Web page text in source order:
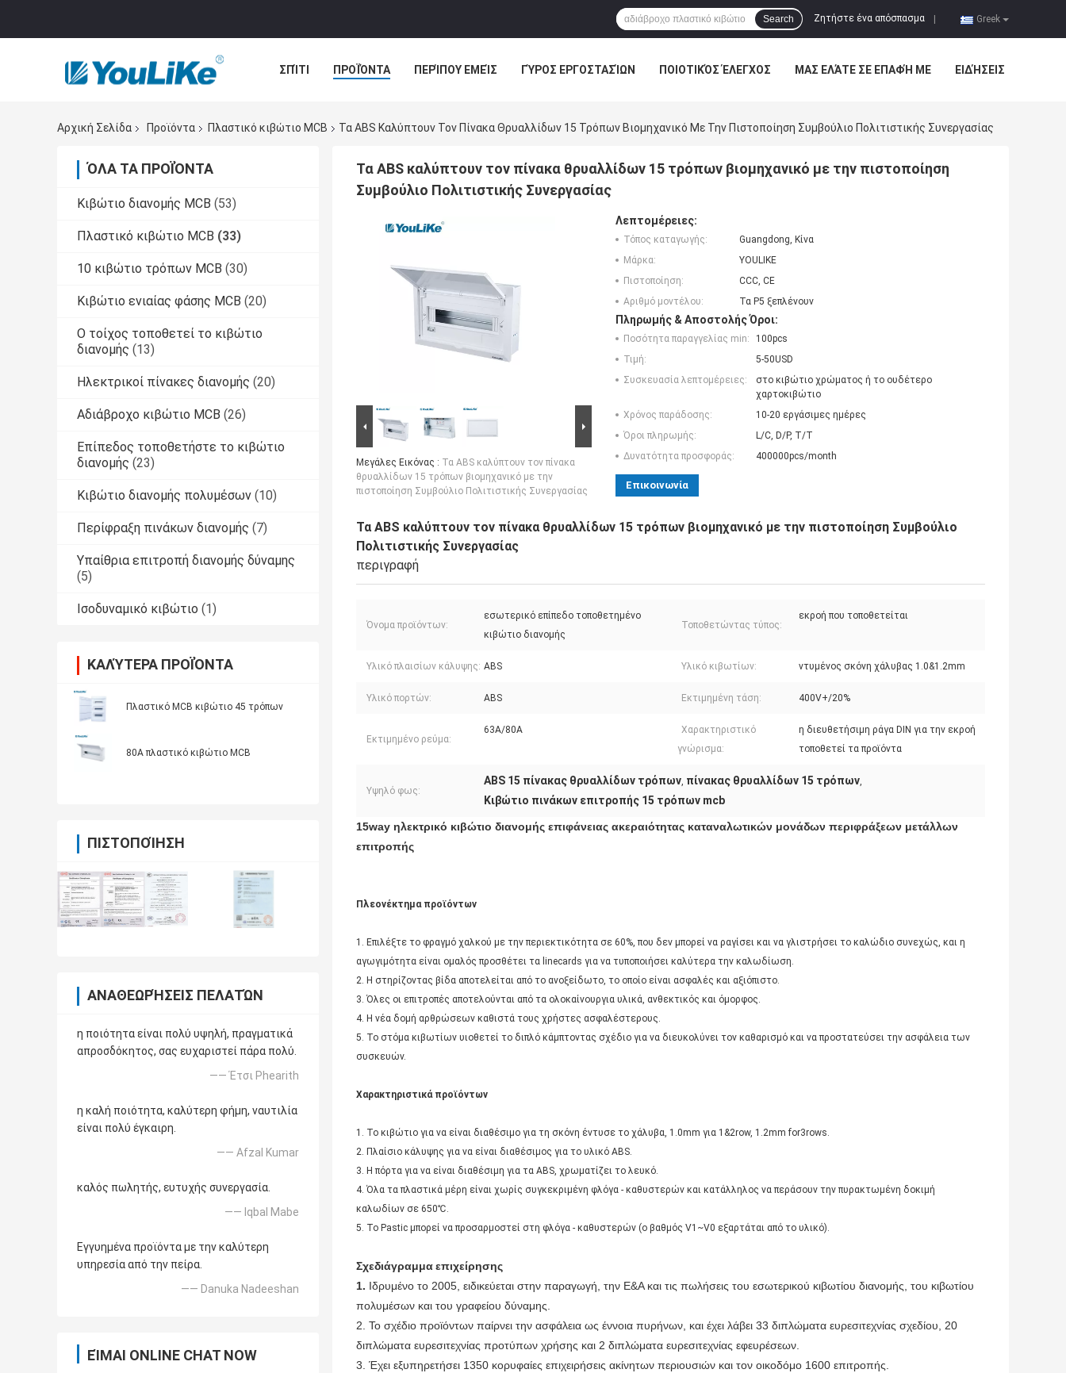
Greek
Ζητήστε ένα απόσπασμα
Search
ΣΠΊΤΙ ΠΡΟΪΌΝΤΑ ΠΕΡΊΠΟΥ ΕΜΕΊΣ ΓΎΡΟΣ ΕΡΓΟΣΤΑΣΊΩΝ ΠΟΙΟΤΙΚΌΣ ΈΛΕΓΧΟΣ ΜΑΣ ΕΛΆΤΕ ΣΕ ΕΠΑΦΉ ΜΕ ΕΙΔΉΣΕΙΣ
Αρχική Σελίδα
Προϊόντα Πλαστικό κιβώτιο MCB Τα ABS Καλύπτουν Τον Πίνακα Θρυαλλίδων 15 Τρόπων Βιομηχανικό Με Την Πιστοποίηση Συμβούλιο Πολιτιστικής Συνεργασίας
ΌΛΑ ΤΑ ΠΡΟΪΌΝΤΑ
Κιβώτιο διανομής MCB (53)
Πλαστικό κιβώτιο MCB (33)
10 κιβώτιο τρόπων MCB (30)
Κιβώτιο ενιαίας φάσης MCB (20)
Ο τοίχος τοποθετεί το κιβώτιο
διανομής (13)
Ηλεκτρικοί πίνακες διανομής (20)
Αδιάβροχο κιβώτιο MCB (26)
Επίπεδος τοποθετήστε το κιβώτιο
διανομής (23)
Κιβώτιο διανομής πολυμέσων (10)
Περίφραξη πινάκων διανομής (7)
Υπαίθρια επιτροπή διανομής δύναμης
(5)
Ισοδυναμικό κιβώτιο (1)
ΚΑΛΎΤΕΡΑ ΠΡΟΪΌΝΤΑ
Πλαστικό MCB κιβώτιο 45 τρόπων
80A πλαστικό κιβώτιο MCB
ΠΙΣΤΟΠΟΊΗΣΗ
ΑΝΑΘΕΩΡΉΣΕΙΣ ΠΕΛΑΤΏΝ
η ποιότητα είναι πολύ υψηλή, πραγματικά
απροσδόκητος, σας ευχαριστεί πάρα πολύ.
—— Έτσι Phearith
η καλή ποιότητα, καλύτερη φήμη, ναυτιλία
είναι πολύ έγκαιρη.
—— Afzal Kumar
καλός πωλητής, ευτυχής συνεργασία.
—— Iqbal Mabe
Εγγυημένα προϊόντα με την καλύτερη
υπηρεσία από την πείρα.
—— Danuka Nadeeshan
ΕΊΜΑΙ ONLINE CHAT NOW
Τα ABS καλύπτουν τον πίνακα θρυαλλίδων 15 τρόπων βιομηχανικό με την πιστοποίηση
Συμβούλιο Πολιτιστικής Συνεργασίας
Μεγάλες Εικόνας : Τα ABS καλύπτουν τον πίνακα
θρυαλλίδων 15 τρόπων βιομηχανικό με την
πιστοποίηση Συμβούλιο Πολιτιστικής Συνεργασίας
Λεπτομέρειες:
Τόπος καταγωγής:
Guangdong, Κίνα
Μάρκα:
YOULIKE
Πιστοποίηση:
CCC, CE
Αριθμό μοντέλου:
Τα P5 ξεπλένουν
Πληρωμής & Αποστολής Όροι:
Ποσότητα παραγγελίας min:
100pcs
Τιμή:
5-50USD
Συσκευασία λεπτομέρειες:
στο κιβώτιο χρώματος ή το ουδέτερο
χαρτοκιβώτιο
Χρόνος παράδοσης:
10-20 εργάσιμες ημέρες
Όροι πληρωμής:
L/C, D/P, T/T
Δυνατότητα προσφοράς:
400000pcs/month
Επικοινωνία
Τα ABS καλύπτουν τον πίνακα θρυαλλίδων 15 τρόπων βιομηχανικό με την πιστοποίηση Συμβούλιο
Πολιτιστικής Συνεργασίας
περιγραφή
Όνομα προϊόντων:
εσωτερικό επίπεδο τοποθετημένο
κιβώτιο διανομής
Τοποθετώντας τύπος:
εκροή που τοποθετείται
Υλικό πλαισίων κάλυψης: ABS Υλικό κιβωτίων: ντυμένος σκόνη χάλυβας 1.0&1.2mm
Υλικό πορτών: ABS Εκτιμημένη τάση: 400V+/20%
Εκτιμημένο ρεύμα:
63A/80A
Χαρακτηριστικό
γνώρισμα:
η διευθετήσιμη ράγα DIN για την εκροή
τοποθετεί τα προϊόντα
Υψηλό φως:
ABS 15 πίνακας θρυαλλίδων τρόπων, πίνακας θρυαλλίδων 15 τρόπων,
Κιβώτιο πινάκων επιτροπής 15 τρόπων mcb
15way ηλεκτρικό κιβώτιο διανομής επιφάνειας ακεραιότητας καταναλωτικών μονάδων περιφράξεων μετάλλων
επιτροπής
Πλεονέκτημα προϊόντων
1. Επιλέξτε το φραγμό χαλκού με την περιεκτικότητα σε 60%, που δεν μπορεί να ραγίσει και να γλιστρήσει το καλώδιο συνεχώς, και η
αγωγιμότητα είναι ομαλός προσθέτει τα linecards για να τυποποιήσει καλύτερα την καλωδίωση.
2. Η στηρίζοντας βίδα αποτελείται από το ανοξείδωτο, το οποίο είναι ασφαλές και αξιόπιστο.
3. Όλες οι επιτροπές αποτελούνται από τα ολοκαίνουργια υλικά, ανθεκτικός και όμορφος.
4. Η νέα δομή αρθρώσεων καθιστά τους χρήστες ασφαλέστερους.
5. Το στόμα κιβωτίων υιοθετεί το διπλό κάμπτοντας σχέδιο για να διευκολύνει τον καθαρισμό και να προστατεύσει την ασφάλεια των
συσκευών.
Χαρακτηριστικά προϊόντων
1. Το κιβώτιο για να είναι διαθέσιμο για τη σκόνη έντυσε το χάλυβα, 1.0mm για 1&2row, 1.2mm for3rows.
2. Πλαίσιο κάλυψης για να είναι διαθέσιμος για το υλικό ABS.
3. Η πόρτα για να είναι διαθέσιμη για τα ABS, χρωματίζει το λευκό.
4. Όλα τα πλαστικά μέρη είναι χωρίς συγκεκριμένη φλόγα - καθυστερών και κατάλληλος να περάσουν την πυρακτωμένη δοκιμή
καλωδίων σε 650℃.
5. Το Pastic μπορεί να προσαρμοστεί στη φλόγα - καθυστερών (ο βαθμός V1~V0 εξαρτάται από το υλικό).
Σχεδιάγραμμαεπιχείρησης
1. Ιδρυμένο το 2005, ειδικεύεται στην παραγωγή, την Ε&Α και τις πωλήσεις του εσωτερικού κιβωτίου διανομής, του κιβωτίου
πολυμέσων και του γραφείου δύναμης.
2. Το σχέδιο προϊόντων παίρνει την ασφάλεια ως έννοια πυρήνων, και έχει λάβει 33 διπλώματα ευρεσιτεχνίας σχεδίου, 20
διπλώματα ευρεσιτεχνίας προτύπων χρήσης και 2 διπλώματα ευρεσιτεχνίας εφευρέσεων.
3. Έχει εξυπηρετήσει 1350 κορυφαίες επιχειρήσεις ακίνητων περιουσιών και τον οικοδόμο 1600 επιτροπής.